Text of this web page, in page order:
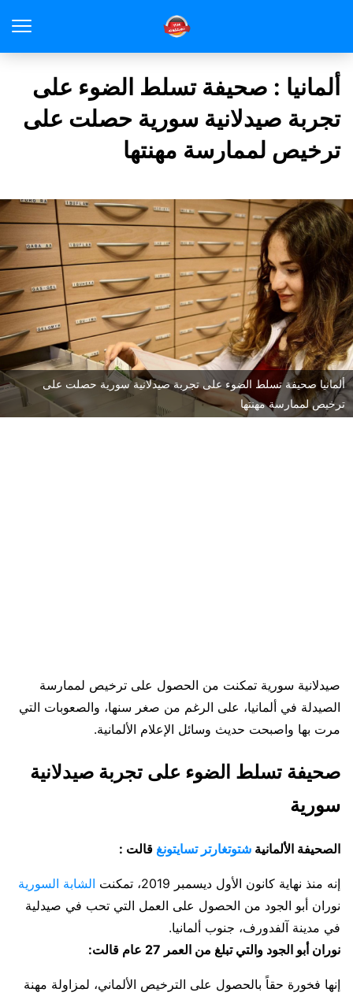
ألمانيا : صحيفة تسلط الضوء على
تجربة صيدلانية سورية حصلت على
ترخيص لممارسة مهنتها
ألمانيا صحيفة تسلط الضوء على تجربة صيدلانية سورية حصلت على
ترخيص لممارسة مهنتها
صيدلانية سورية تمكنت من الحصول على ترخيص لممارسة
الصيدلة في ألمانيا، على الرغم من صغر سنها، والصعوبات التي
مرت بها واصبحت حديث وسائل الإعلام الألمانية.
صحيفة تسلط الضوء على تجربة صيدلانية
سورية
الصحيفة الألمانية شتوتغارتر تسايتونغ قالت :
إنه منذ نهاية كانون الأول ديسمبر 2019، تمكنت
الشابة السورية
نوران أبو الجود من الحصول على العمل التي تحب في صيدلية
في مدينة آلفدورف، جنوب ألمانيا.
نوران أبو الجود والتي تبلغ من العمر 27 عام قالت:
إنها فخورة حقاً بالحصول على الترخيص الألماني، لمزاولة مهنة